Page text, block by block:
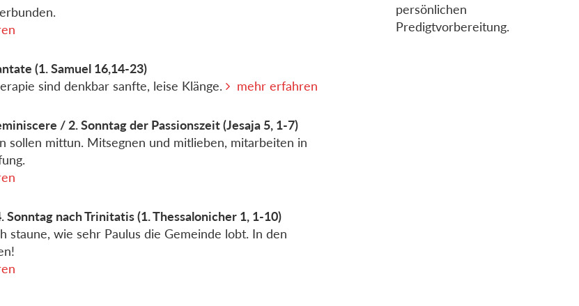
(1. Samuel 16,14-23)
sind denkbar sanfte, leise Klänge.
mehr erfahren
/ 2. Sonntag der Passionszeit(Jesaja 5, 1-7)
sollen mittun. Mitsegnen und mitlieben, mitarbeiten in
Sonntag nach Trinitatis(1. Thessalonicher 1, 1-10)
staune, wie sehr Paulus die Gemeinde lobt. In den
persönlichen
Predigtvorbereitung.